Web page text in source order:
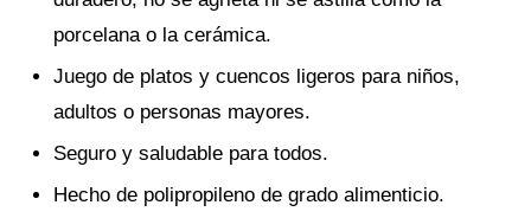
porcelana o la cerámica.
Juego de platos y cuencos ligeros para niños,
adultos o personas mayores.
Seguro y saludable para todos.
Hecho de polipropileno de grado alimenticio.